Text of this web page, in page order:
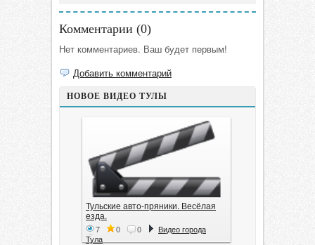
Комментарии (0)
Нет комментариев. Ваш будет первым!
Добавить комментарий
НОВОЕ ВИДЕО ТУЛЫ
Тульские авто-пряники. Весёлая
езда.
7 0 0
Видео города
Тула